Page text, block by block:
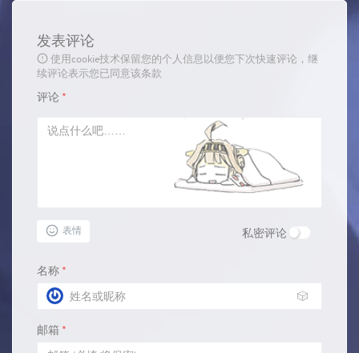
发表评论
使用cookie技术保留您的个人信息以便您下次快速评论，继
续评论表示您已同意该条款
评论 *
表情 私密评论
名称 *
🎲
邮箱 *